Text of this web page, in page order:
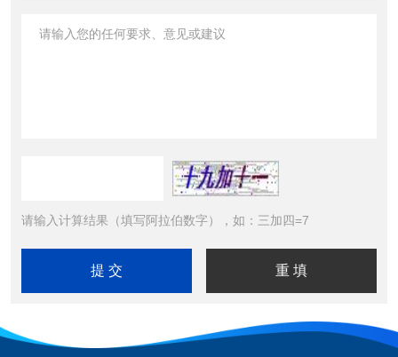
请输入计算结果（填写阿拉伯数字），如：三加四=7